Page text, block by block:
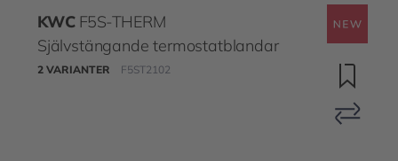
KWC F5S-THERM
Självstängande termostatblandar
2 VARIANTER F5ST2102